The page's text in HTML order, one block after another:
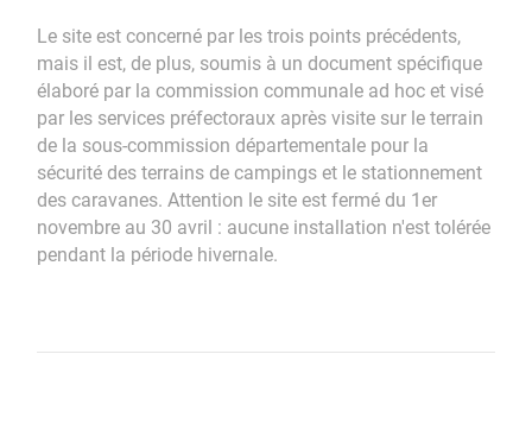
Le site est concerné par les trois points précédents,
mais il est, de plus, soumis à un document spécifique
élaboré par la commission communale ad hoc et visé
par les services préfectoraux après visite sur le terrain
de la sous-commission départementale pour la
sécurité des terrains de campings et le stationnement
des caravanes. Attention le site est fermé du 1er
novembre au 30 avril : aucune installation n'est tolérée
pendant la période hivernale.